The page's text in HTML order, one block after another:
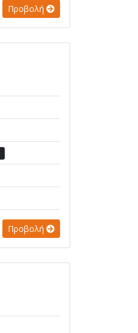
Προβολή
Προβολή